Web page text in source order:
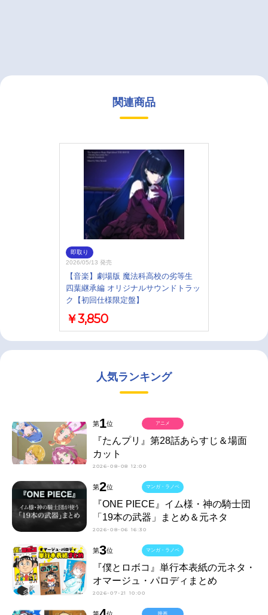
関連商品
即取り
2026/05/13 発売
【音楽】劇場版 魔法科高校の劣等生
四葉継承編 オリジナルサウンドトラッ
ク【初回仕様限定盤】
￥3,850
人気ランキング
第1位
『たんプリ』第28話あらすじ＆場面
カット
2026-08-08 12:00
アニメ
第2位
『ONE PIECE』イム様・神の騎士団
「19本の武器」まとめ＆元ネタ
2026-08-06 16:30
マンガ・ラノベ
第3位
『僕とロボコ』単行本表紙の元ネタ・
オマージュ・パロディまとめ
2026-07-21 10:00
マンガ・ラノベ
映画